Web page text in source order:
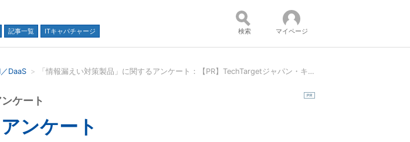
記事一覧 ITキャパチャージ 検索 マイページ
DaaS 「情報漏えい対策製品」に関するアンケート：【PR】TechTargetジャパン・キーマンズネット会員 共同アンケート
ンケート
ケート